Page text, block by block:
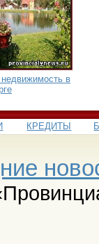
в
КРЕДИТЫ